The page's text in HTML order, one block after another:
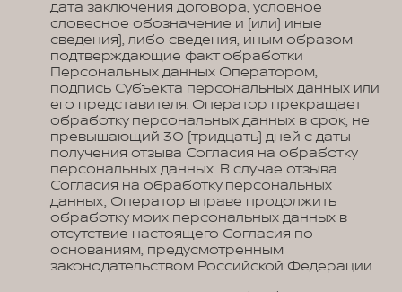
дата заключения договора, условное
словесное обозначение и (или) иные
сведения), либо сведения, иным образом
подтверждающие факт обработки
Персональных данных Оператором,
подпись Субъекта персональных данных или
его представителя. Оператор прекращает
обработку персональных данных в срок, не
превышающий 30 (тридцать) дней с даты
получения отзыва Согласия на обработку
персональных данных. В случае отзыва
Согласия на обработку персональных
данных, Оператор вправе продолжить
обработку моих персональных данных в
отсутствие настоящего Согласия по
основаниям, предусмотренным
законодательством Российской Федерации.